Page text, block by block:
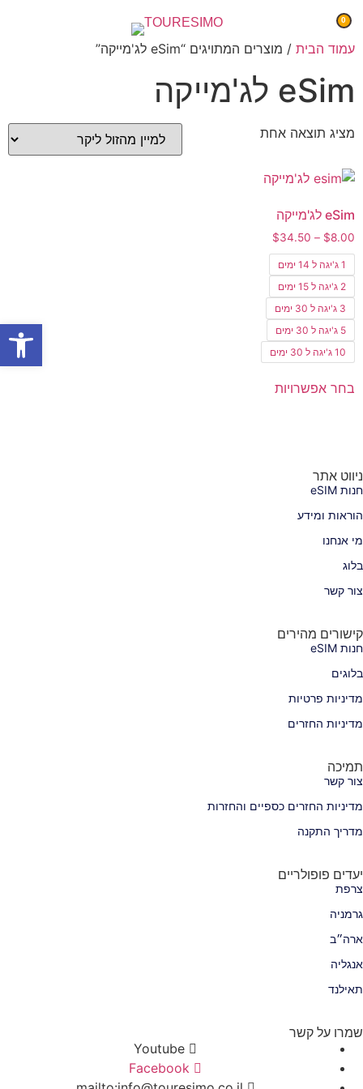
0
עמוד הבית / מוצרים המתויגים “eSim לג'מייקה”
eSim לג'מייקה
מציג תוצאה אחת
eSim לג'מייקה
$8.00
–
$34.50
1 ג'יגה ל 14 ימים
2 ג'יגה ל 15 ימים
3 ג'יגה ל 30 ימים
5 ג'יגה ל 30 ימים
10 ג'יגה ל 30 ימים
בחר אפשרויות
ניווט אתר
חנות eSIM
הוראות ומידע
מי אנחנו
בלוג
צור קשר
קישורים מהירים
חנות eSIM
בלוגים
מדיניות פרטיות
מדיניות החזרים
תמיכה
צור קשר
מדיניות החזרים כספיים והחזרות
מדריך התקנה
יעדים פופולריים
צרפת
גרמניה
ארה״ב
אנגליה
תאילנד
שמרו על קשר
Youtube
Facebook
פתח